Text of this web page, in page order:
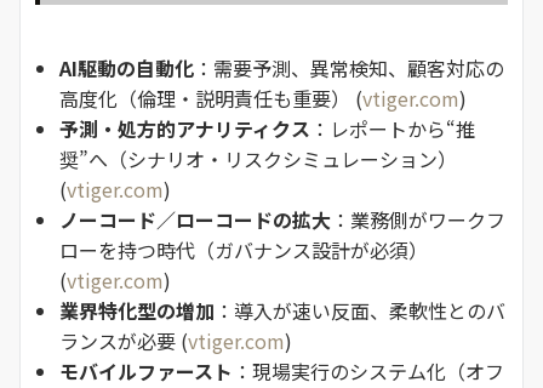
AI駆動の自動化 ：需要予測、異常検知、顧客対応の
高度化（倫理・説明責任も重要） (vtiger.com)
予測・処方的アナリティクス ：レポートから“推
奨”へ（シナリオ・リスクシミュレーション）
(vtiger.com)
ノーコード／ローコードの拡大 ：業務側がワークフ
ローを持つ時代（ガバナンス設計が必須）
(vtiger.com)
業界特化型の増加 ：導入が速い反面、柔軟性とのバ
ランスが必要 (vtiger.com)
モバイルファースト ：現場実行のシステム化（オフ